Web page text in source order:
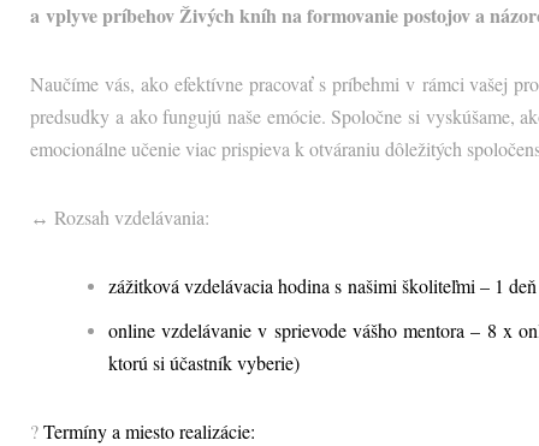
a vplyve príbehov Živých kníh na formovanie postojov a
Naučíme vás, ako efektívne pracovať s príbehmi v rámci vašej
predsudky a ako fungujú naše emócie. Spoločne si vyskúšame,
emocionálne učenie viac prispieva k otváraniu dôležitých
↔ Rozsah vzdelávania:
zážitková vzdelávacia hodina s našimi školiteľmi – 1
online vzdelávanie v sprievode vášho mentora – 8 x
ktorú si účastník vyberie)
?Termíny a miesto realizácie: